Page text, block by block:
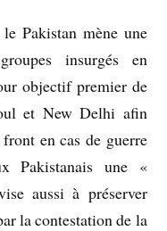
Pakistan mène une
insurgés en
objectif premier de
et New Delhi afin
en cas de guerre
Pakistanais une «
aussi à préserver
la contestation de la